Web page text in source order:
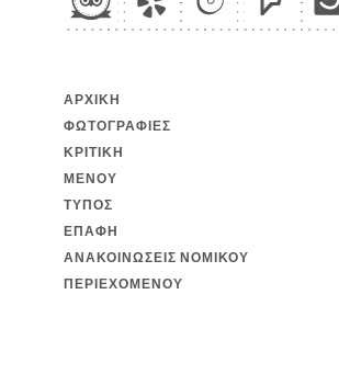
ΑΡΧΙΚΉ
ΦΩΤΟΓΡΑΦΊΕΣ
ΚΡΙΤΙΚΉ
ΜΕΝΟΎ
ΤΎΠΟΣ
ΕΠΑΦΉ
ΑΝΑΚΟΙΝΏΣΕΙΣ ΝΟΜΙΚΟΎ
ΠΕΡΙΕΧΟΜΈΝΟΥ